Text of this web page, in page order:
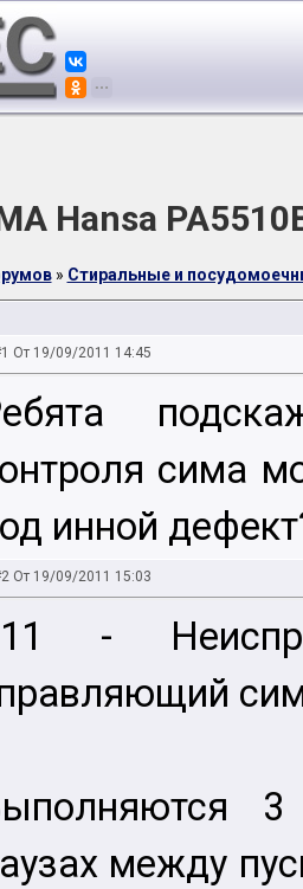
Hansa
» Стиральные и
От 19/09/2011 14:45
сима
инной
От 19/09/2011 15:03
-
между